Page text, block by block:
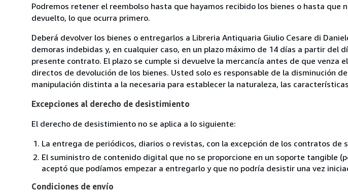
Podremos retener el reembolso hasta que hayamos recibido los bienes o hasta que
devuelto, lo que ocurra primero.
Deberá devolver los bienes o entregarlos a Libreria Antiquaria Giulio Cesare di
demoras indebidas y, en cualquier caso, en un plazo máximo de 14 días a partir del
presente contrato. El plazo se cumple si devuelve la mercancía antes de que venza
directos de devolución de los bienes. Usted solo es responsable de la disminución
manipulación distinta a la necesaria para establecer la naturaleza, las
Excepciones al derecho de desistimiento
El derecho de desistimiento no se aplica a lo siguiente:
La entrega de periódicos, diarios o revistas, con la excepción de los contratos de
El suministro de contenido digital que no se proporcione en un soporte tangible
aceptó que podíamos empezar a entregarlo y que no podría desistir una vez
Condiciones de envío